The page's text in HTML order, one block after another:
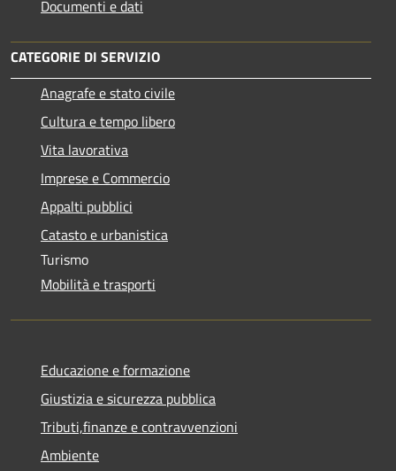
Documenti e dati
CATEGORIE DI SERVIZIO
Anagrafe e stato civile
Cultura e tempo libero
Vita lavorativa
Imprese e Commercio
Appalti pubblici
Catasto e urbanistica
Turismo
Mobilità e trasporti
Educazione e formazione
Giustizia e sicurezza pubblica
Tributi,finanze e contravvenzioni
Ambiente